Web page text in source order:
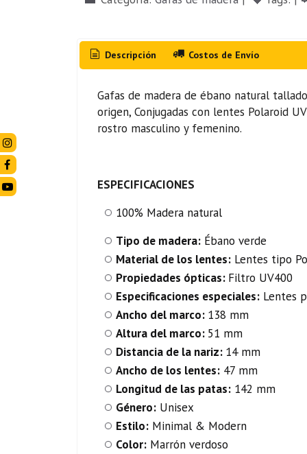
Descripción Costos de Envío
Gafas de madera de ébano natural
origen, Conjugadas con lentes Polaroid
rostro masculino y femenino.
ESPECIFICACIONES
100% Madera natural
Tipo de madera:Ébano verde
Material de los lentes:Lentes tipo
Propiedades ópticas: Filtro UV400
Especificaciones especiales:Lentes
Ancho del marco: 138 mm
Altura del marco: 51 mm
Distancia de la nariz: 14 mm
Ancho de los lentes:47 mm
Longitud de las patas:142 mm
Género:Unisex
Estilo:Minimal & Modern
Color:Marrón verdoso